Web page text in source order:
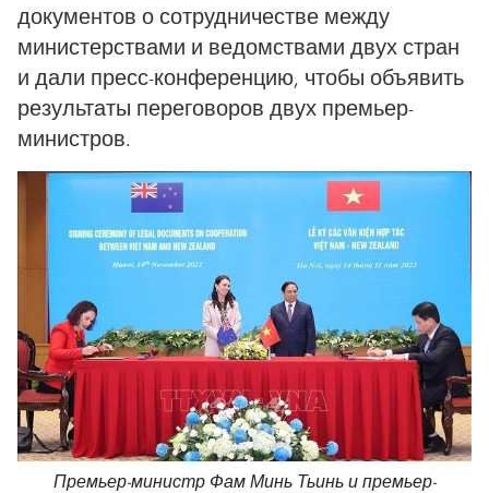
документов о сотрудничестве между
министерствами и ведомствами двух стран
и дали пресс-конференцию, чтобы объявить
результаты переговоров двух премьер-
министров.
Премьер-министр Фам Минь Тьинь и премьер-